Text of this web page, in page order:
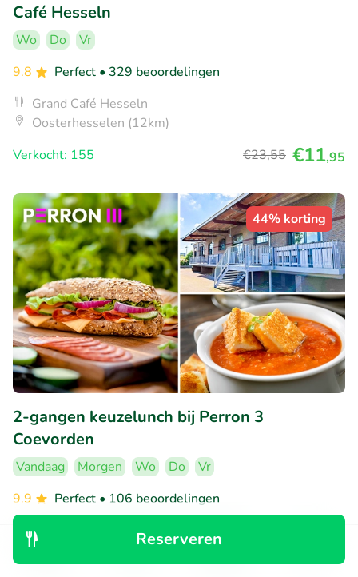
Reserveren
Café Hesseln
Wo Do
Vr
9.8
Perfect • 329 beoordelingen
Grand Café Hesseln
Oosterhesselen (12km)
Verkocht: 155
€23,55 €11,95
44% korting
2-gangen keuzelunch bij Perron 3
Coevorden
Vandaag Morgen Wo Do
Vr
9.9
Perfect • 106 beoordelingen
Perron 3 Coevorden
Coevorden (17km)